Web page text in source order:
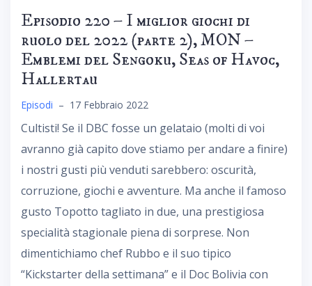
Episodio 220 – I miglior giochi di
ruolo del 2022 (parte 2), MON –
Emblemi del Sengoku, Seas of Havoc,
Hallertau
Episodi – 17 Febbraio 2022
Cultisti! Se il DBC fosse un gelataio (molti di voi
avranno già capito dove stiamo per andare a finire)
i nostri gusti più venduti sarebbero: oscurità,
corruzione, giochi e avventure. Ma anche il famoso
gusto Topotto tagliato in due, una prestigiosa
specialità stagionale piena di sorprese. Non
dimentichiamo chef Rubbo e il suo tipico
“Kickstarter della settimana” e il Doc Bolivia con